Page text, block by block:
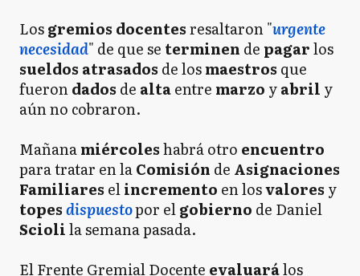
Losgremios docentesresaltaron "urgente
necesidad" de que se terminen de pagarlos
sueldos atrasados de losmaestros que
fuerondados de altaentre marzo yabril y
aún no cobraron.
Mañanamiércoleshabrá otro encuentro
para tratar en laComisión de Asignaciones
Familiares elincremento en losvalores y
topesdispuestopor elgobierno de Daniel
Sciolila semana pasada.
El Frente Gremial Docente evaluarálos